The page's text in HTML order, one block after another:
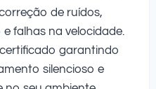
de ruídos,
falhas na velocidade.
garantindo
silencioso e